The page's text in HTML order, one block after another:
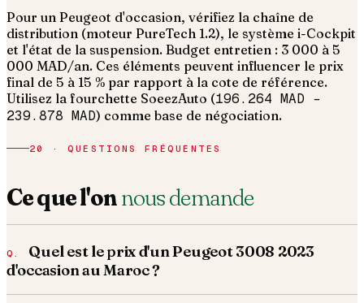
Pour un Peugeot d'occasion, vérifiez la chaîne de
distribution (moteur PureTech 1.2), le système i-Cockpit
et l'état de la suspension. Budget entretien : 3 000 à 5
000 MAD/an. Ces éléments peuvent influencer le prix
final de 5 à 15 % par rapport à la cote de référence.
Utilisez la fourchette SoeezAuto (196.264 MAD –
239.878 MAD) comme base de négociation.
20 · QUESTIONS FRÉQUENTES
Ce que l'onnous demande
Quel est le prix d'un Peugeot 3008 2023
d'occasion au Maroc ?